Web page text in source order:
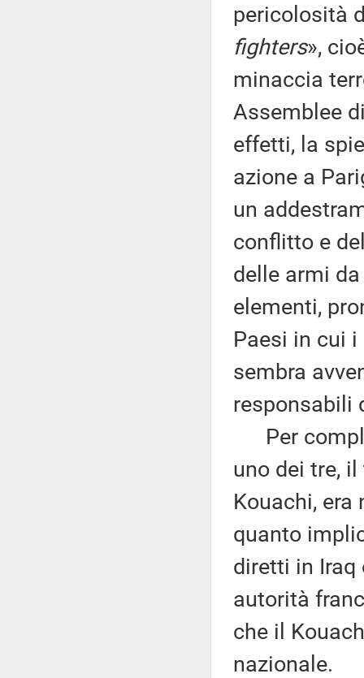
pericolosità
fighters»,
minaccia
Assemblee
effetti, la
azione a
un
conflitto e
delle armi
elementi,
Paesi in cui
sembra
responsabili
Per
uno dei tre,
Kouachi,
quanto
diretti in Iraq
autorità
che il
nazionale.